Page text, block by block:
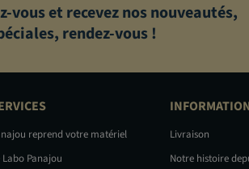
vous et recevez nos nouveautés,
rendez-vous !
reprend votre matériel
Labo Panajou
Livraison
Notre histoire